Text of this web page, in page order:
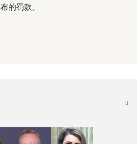
的罚款。